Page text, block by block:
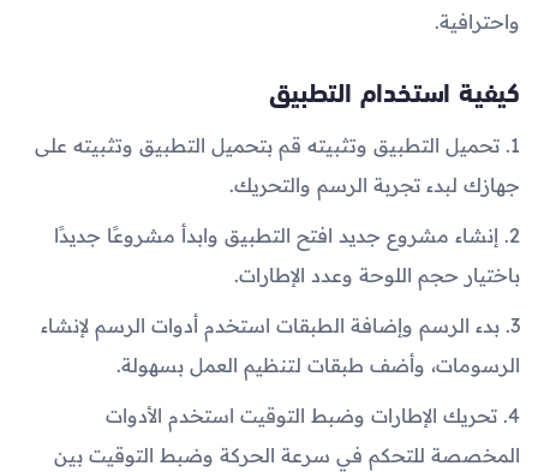
واحترافية.
كيفية استخدام التطبيق
1. تحميل التطبيق وتثبيته قم بتحميل التطبيق وتثبيته على
جهازك لبدء تجربة الرسم والتحريك.
2. إنشاء مشروع جديد افتح التطبيق وابدأ مشروعًا جديدًا
باختيار حجم اللوحة وعدد الإطارات.
3. بدء الرسم وإضافة الطبقات استخدم أدوات الرسم لإنشاء
الرسومات، وأضف طبقات لتنظيم العمل بسهولة.
4. تحريك الإطارات وضبط التوقيت استخدم الأدوات
المخصصة للتحكم في سرعة الحركة وضبط التوقيت بين